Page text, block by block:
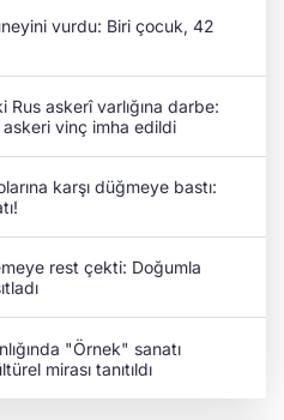
vurdu: Biri çocuk, 42
Rus askerî varlığına darbe:
vinç imha edildi
karşı düğmeye bastı:
rest çekti: Doğumla
"Örnek" sanatı
mirası tanıtıldı